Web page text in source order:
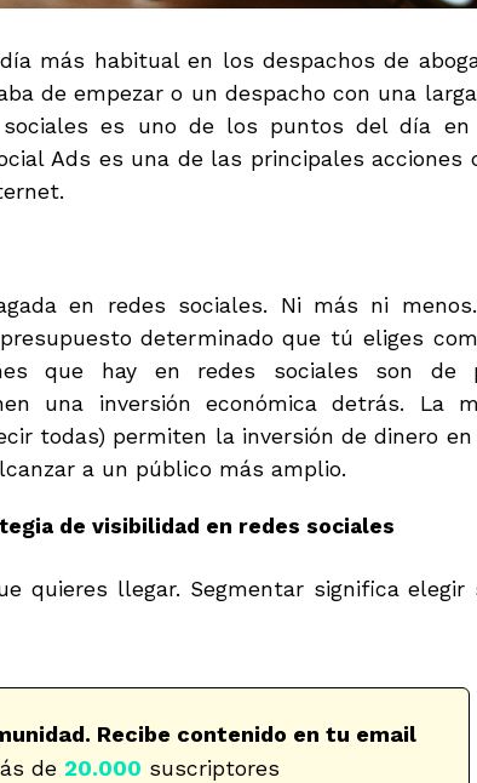
más habitual en los despachos de
de empezar o un despacho con una
es uno de los puntos del día en
Ads es una de las principales acciones
en redes sociales. Ni más ni
determinado que tú eliges
que hay en redes sociales son de
una inversión económica detrás. La
todas) permiten la inversión de dinero
a un público más amplio.
de visibilidad en redes sociales
quieres llegar. Segmentar significa elegir
Recibe contenido en tu email
de 20.000 suscriptores